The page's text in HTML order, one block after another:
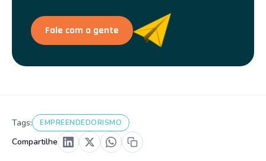
Fale com a gente
Tags: EMPREENDEDORISMO
Compartilhe